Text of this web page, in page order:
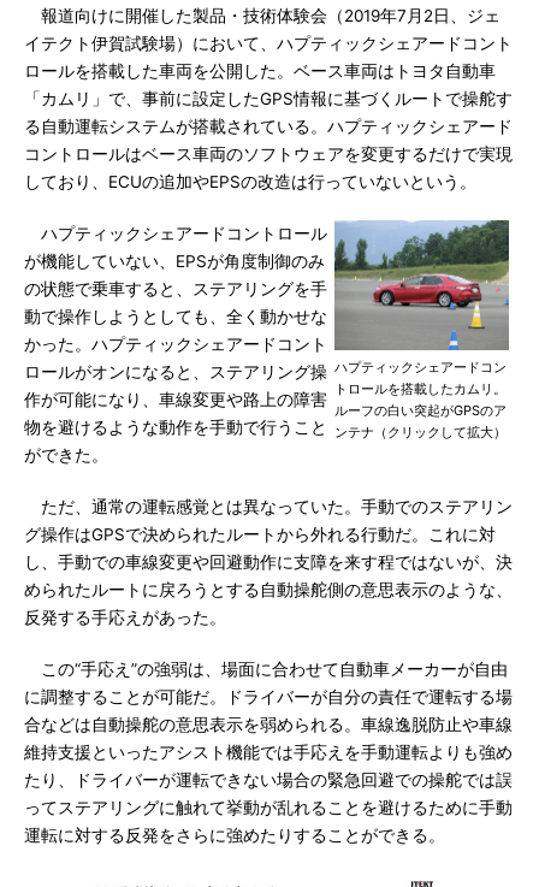
報道向けに開催した製品・技術体験会（2019年7月2日、ジェ
イテクト伊賀試験場）において、ハプティックシェアードコント
ロールを搭載した車両を公開した。ベース車両はトヨタ自動車
「カムリ」で、事前に設定したGPS情報に基づくルートで操舵す
る自動運転システムが搭載されている。ハプティックシェアード
コントロールはベース車両のソフトウェアを変更するだけで実現
しており、ECUの追加やEPSの改造は行っていないという。
ハプティックシェアードコン
トロールを搭載したカムリ。
ルーフの白い突起がGPSのア
ンテナ（クリックして拡大）
ハプティックシェアードコントロール
が機能していない、EPSが角度制御のみ
の状態で乗車すると、ステアリングを手
動で操作しようとしても、全く動かせな
かった。ハプティックシェアードコント
ロールがオンになると、ステアリング操
作が可能になり、車線変更や路上の障害
物を避けるような動作を手動で行うこと
ができた。
ただ、通常の運転感覚とは異なっていた。手動でのステアリン
グ操作はGPSで決められたルートから外れる行動だ。これに対
し、手動での車線変更や回避動作に支障を来す程ではないが、決
められたルートに戻ろうとする自動操舵側の意思表示のような、
反発する手応えがあった。
この“手応え”の強弱は、場面に合わせて自動車メーカーが自由
に調整することが可能だ。ドライバーが自分の責任で運転する場
合などは自動操舵の意思表示を弱められる。車線逸脱防止や車線
維持支援といったアシスト機能では手応えを手動運転よりも強め
たり、ドライバーが運転できない場合の緊急回避での操舵では誤
ってステアリングに触れて挙動が乱れることを避けるために手動
運転に対する反発をさらに強めたりすることができる。